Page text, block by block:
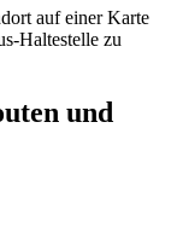
auf einer Karte
Haltestelle zu
und